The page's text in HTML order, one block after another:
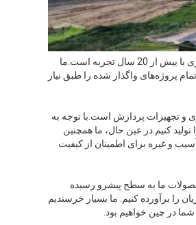
Glorytek Industry (Beijing) Co., Ltd یک تولید کننده و تامین کننده حرفه ای تجهیزات حفاری و ابزار حفاری با بیش از 20 سال تجربه است.ما
پروژه‌های واگذار شده را طبق نیاز
و تجهیزات پردازش است.با توجه به
کنیم.در عین حال، ما همچنین
و غیره برای اطمینان از کیفیت
ما به سطح پیشرو رسیده
را برآورده کنیم. ما بسیار خرسندیم
در چین خواهیم بود.